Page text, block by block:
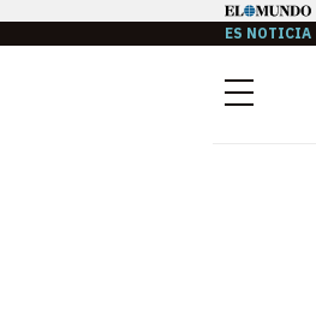
ES NOTICIA
Menú